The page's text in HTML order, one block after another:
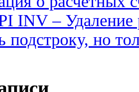
INV – Удаление
подстроку, но